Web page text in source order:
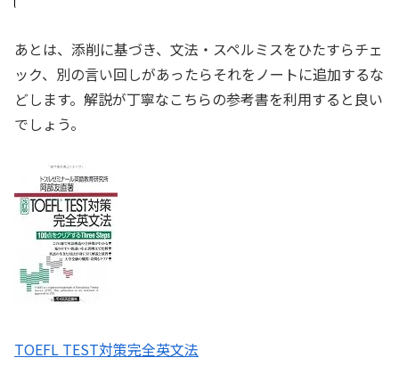
あとは、添削に基づき、文法・スペルミスをひたすらチェ
ック、別の言い回しがあったらそれをノートに追加するな
どします。解説が丁寧なこちらの参考書を利用すると良い
でしょう。
TOEFL TEST対策完全英文法